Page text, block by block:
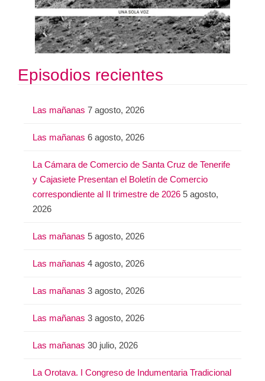
Episodios recientes
Las mañanas 7 agosto, 2026
Las mañanas 6 agosto, 2026
La Cámara de Comercio de Santa Cruz de Tenerife
y Cajasiete Presentan el Boletín de Comercio
correspondiente al II trimestre de 2026 5 agosto,
2026
Las mañanas 5 agosto, 2026
Las mañanas 4 agosto, 2026
Las mañanas 3 agosto, 2026
Las mañanas 3 agosto, 2026
Las mañanas 30 julio, 2026
La Orotava. I Congreso de Indumentaria Tradicional